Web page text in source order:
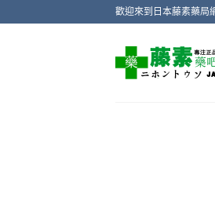
歡迎來到日本藤素藥局